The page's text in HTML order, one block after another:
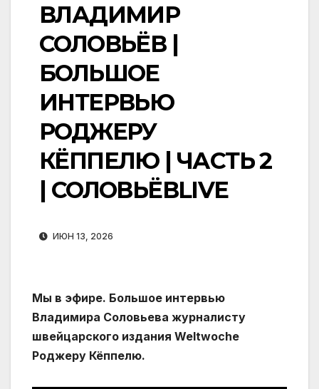
ВЛАДИМИР
СОЛОВЬЁВ |
БОЛЬШОЕ
ИНТЕРВЬЮ
РОДЖЕРУ
КЁППЕЛЮ | ЧАСТЬ 2
| СОЛОВЬЁВLIVE
ИЮН 13, 2026
Мы в эфире. Большое интервью
Владимира Соловьева журналисту
швейцарского издания Weltwoche
Роджеру Кёппелю.